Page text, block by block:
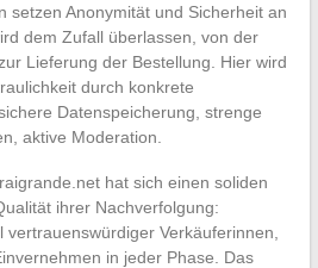
setzen Anonymität und Sicherheit an
dem Zufall überlassen, von der
Lieferung der Bestellung. Hier wird
durch konkrete
Datenspeicherung, strenge
aktive Moderation.
hat sich einen soliden
ihrer Nachverfolgung:
Verkäuferinnen,
in jeder Phase. Das